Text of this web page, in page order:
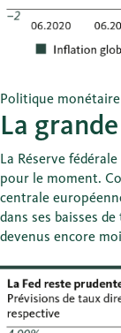
Politique monétaire
La
La Réserve
pour le moment.
centrale
dans ses baisses
devenus encore